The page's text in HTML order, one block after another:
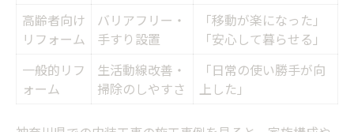
高齢者向け
リフォーム
バリアフリー・
手すり設置
「移動が楽になった」
「安心して暮らせる」
一般的リフ
ォーム
生活動線改善・
掃除のしやすさ
「日常の使い勝手が向
上した」